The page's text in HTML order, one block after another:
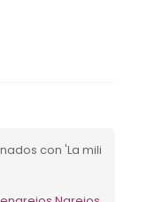
con 'La mili